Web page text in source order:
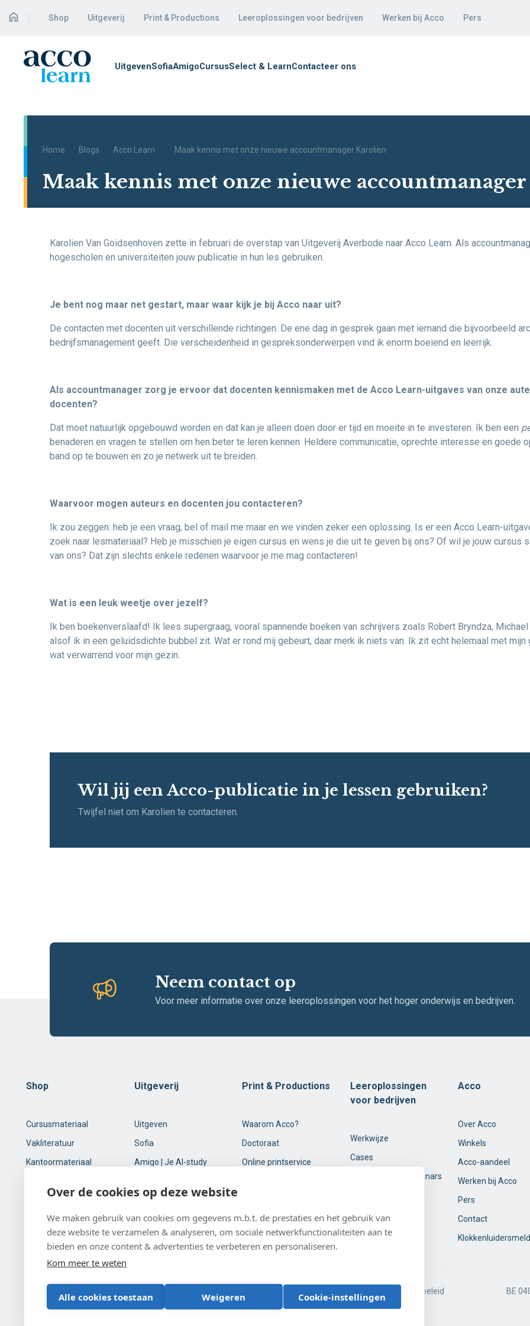
Shop Uitgeverij Print & Productions Leeroplossingen voor bedrijven Werken bij Acco Pers
UitgevenSofiaAmigoCursusSelect & LearnContacteer ons
Home Blogs Acco Learn Maak kennis met onze nieuwe accountmanager Karolien
Maak kennis met onze nieuwe
Karolien Van Goidsenhoven zette in februari de overstap van Uitgeverij Averbode naar Acco Learn. Als
hogescholen en universiteiten jouw publicatie in hun les gebruiken.
Je bent nog maar net gestart, maar waar kijk je bij Acco naar uit?
De contacten met docenten uit verschillende richtingen. De ene dag in gesprek gaan met iemand die bijvoorbeeld
bedrijfsmanagement geeft. Die verscheidenheid in gespreksonderwerpen vind ik enorm boeiend en leerrijk.
Als accountmanager zorg je ervoor dat docenten kennismaken met de Acco Learn-uitgaves van onze
docenten?
Dat moet natuurlijk opgebouwd worden en dat kan je alleen doen door er tijd en moeite in te investeren. Ik ben een
benaderen en vragen te stellen om hen beter te leren kennen. Heldere communicatie, oprechte interesse en goede
band op te bouwen en zo je netwerk uit te breiden.
Waarvoor mogen auteurs en docenten jou contacteren?
Ik zou zeggen: heb je een vraag, bel of mail me maar en we vinden zeker een oplossing. Is er een Acco Learn-
zoek naar lesmateriaal? Heb je misschien je eigen cursus en wens je die uit te geven bij ons? Of wil je jouw cursus
van ons? Dat zijn slechts enkele redenen waarvoor je me mag contacteren!
Wat is een leuk weetje over jezelf?
Ik ben boekenverslaafd! Ik lees supergraag, vooral spannende boeken van schrijvers zoals Robert Bryndza,
alsof ik in een geluidsdichte bubbel zit. Wat er rond mij gebeurt, daar merk ik niets van. Ik zit echt helemaal met
wat verwarrend voor mijn gezin.
Wil jij een Acco-publicatie in je lessen gebruiken?
Twijfel niet om Karolien te contacteren.
Neem contact op
Voor meer informatie over onze leeroplossingen voor het hoger onderwijs en bedrijven.
Shop
Cursusmateriaal
Vakliteratuur
Kantoormateriaal
studieboeken
Klantenservice
Uitgeverij
Uitgeven
Sofia
Amigo | Je AI-study
Print & Productions
Waarom Acco?
Doctoraat
Online printservice
Leeroplossingen
voor bedrijven
Werkwijze
Cases
Opleidingen en webinars
Acco
Over Acco
Winkels
Acco-aandeel
Werken bij Acco
Pers
Contact
Cookiebeleid BE
Over de cookies op deze website
We maken gebruik van cookies om gegevens m.b.t. de prestaties en het gebruik van
deze website te verzamelen & analyseren, om sociale netwerkfunctionaliteiten aan te
bieden en onze content & advertenties te verbeteren en personaliseren.
Kom meer te weten
Alle cookies toestaan Weigeren Cookie-instellingen